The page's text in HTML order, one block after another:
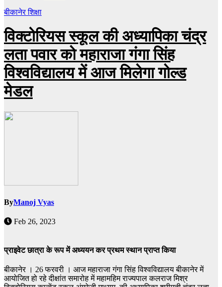
बीकानेरशिक्षा
विक्टोरियस स्कूल की अध्यापिका चंद्र
लता पवार को महाराजा गंगा सिंह
विश्वविद्यालय में आज मिलेगा गोल्ड
मेडल
ByManoj Vyas
Feb 26, 2023
प्राइवेट छात्रा के रूप में अध्ययन कर प्रथम स्थान प्राप्त किया
बीकानेर । 26 फरवरी । आज महाराजा गंगा सिंह विश्वविद्यालय बीकानेर में
आयोजित हो रहे दीक्षांत समारोह में महामहिम राज्यपाल कलराज मिश्र